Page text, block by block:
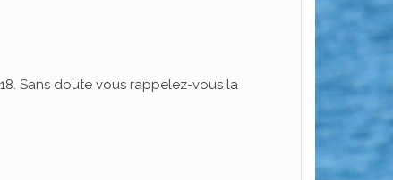
Sans doute vous rappelez-vous la